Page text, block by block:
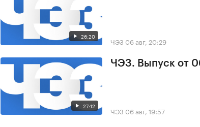
26:20 ЧЭЗ 06 авг, 20:29
27:12
ЧЭЗ. Выпуск от
ЧЭЗ 06 авг, 19:57